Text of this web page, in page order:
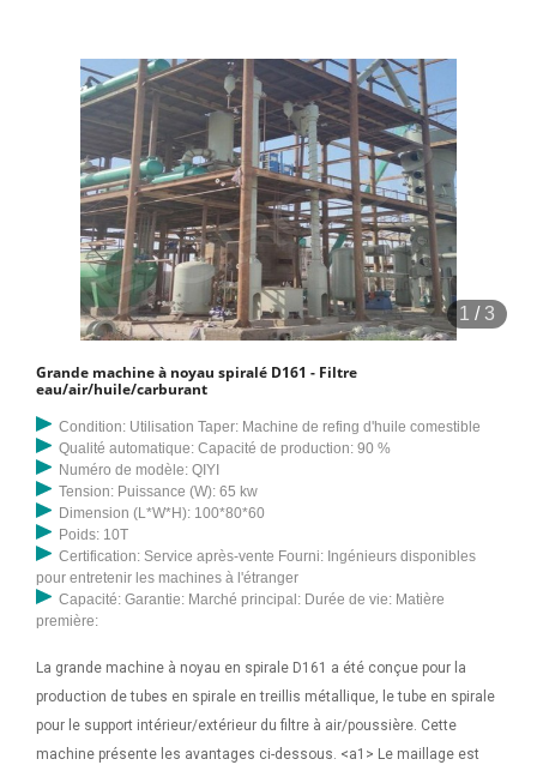
96% et 2% des expéditions de machine de fabrication d'huile de
cuisson.
1 /3
Grande machine à noyau spiralé D161 - Filtre
eau/air/huile/carburant
Condition: Utilisation Taper: Machine de refing d'huile comestible
Qualité automatique: Capacité de production: 90 %
Numéro de modèle: QIYI
Tension: Puissance (W): 65 kw
Dimension (L*W*H): 100*80*60
Poids: 10T
Certification: Service après-vente Fourni: Ingénieurs disponibles
pour entretenir les machines à l'étranger
Capacité: Garantie: Marché principal: Durée de vie: Matière
première:
La grande machine à noyau en spirale D161 a été conçue pour la
production de tubes en spirale en treillis métallique, le tube en spirale
pour le support intérieur/extérieur du filtre à air/poussière. Cette
machine présente les avantages ci-dessous. <a1> Le maillage est